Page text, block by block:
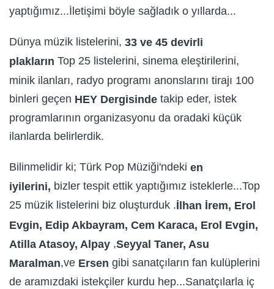
yaptığımız...İletişimi böyle sağladık o yıllarda...
Dünya müzik listelerini, 33 ve 45 devirli
plakların Top 25 listelerini, sinema eleştirilerini,
minik ilanları, radyo programı anonslarını tirajı 100
binleri geçen HEY Dergisinde takip eder, istek
programlarının organizasyonu da oradaki küçük
ilanlarda belirlerdik.
Bilinmelidir ki; Türk Pop Müziği'ndeki en
iyilerini, bizler tespit ettik yaptığımız isteklerle...Top
25 müzik listelerini biz oluşturduk .İlhan İrem, Erol
Evgin, Edip Akbayram, Cem Karaca, Erol Evgin,
Atilla Atasoy, Alpay ,Seyyal Taner, Asu
Maralman,ve Ersen gibi sanatçıların fan kulüplerini
de aramızdaki istekçiler kurdu hep...Sanatçılarla iç